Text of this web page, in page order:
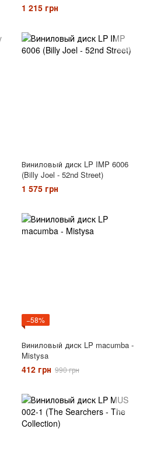
1 215 грн
Виниловый диск LP IMP 6006
(Billy Joel - 52nd Street)
1 575 грн
−58%
Виниловый диск LP macumba -
Mistysa
412 грн 990 грн